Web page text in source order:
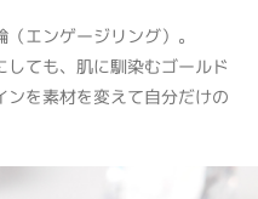
エンゲージリング）。
ても、肌に馴染むゴールド
を素材を変えて自分だけの